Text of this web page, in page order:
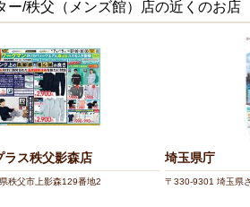
ー/秩父（メンズ館）店の近くのお店
ラス秩父影森店
秩父市上影森129番地2
埼玉県庁
〒330-9301 埼玉県